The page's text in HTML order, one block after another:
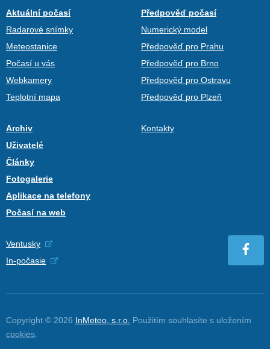
Aktuální počasí
Radarové snímky
Meteostanice
Počasí u vás
Webkamery
Teplotní mapa
Předpověď počasí
Numerický model
Předpověď pro Prahu
Předpověď pro Brno
Předpověď pro Ostravu
Předpověď pro Plzeň
Archiv
Uživatelé
Články
Fotogalerie
Aplikace na telefony
Počasí na web
Kontakty
Ventusky
In-počasie
Copyright © 2026 InMeteo, s.r.o. Použitím souhlasíte s uložením
cookies.